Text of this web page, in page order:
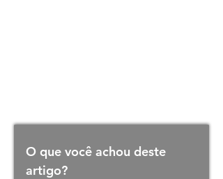
O que você achou deste
artigo?